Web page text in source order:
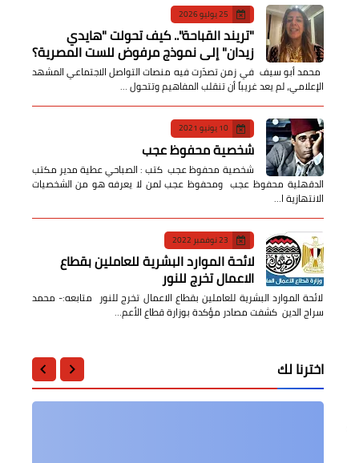
25 يوليو 2026
​"تريند القباحة".. كيف تحولت "هايدي
زيدان" إلى نموذج مرفوض للست المصرية؟
​ محمد أبو سيف ​في زمن تصدّرت فيه منصات التواصل الاجتماعي المشهد
الإعلامي، لم يعد غريباً أن تنقلب المفاهيم وتتحول …
10 يونيو 2021
شخصية محفوظ عجب
شخصية محفوظ عجب كتب : الصباحي عطية مدير مكتب
الدقهلية محفوظ عجب ومحفوظ عجب لمن لا يعرفه هو من الشخصيات
الانتهازية ا…
23 نوفمبر 2022
لائحة الموارد البشرية للعاملين بقطاع
الاعمال تخرج للنور
لائحة الموارد البشرية للعاملين بقطاع الاعمال تخرج للنور متابعه:- محمد
سراج الدين كشفت مصادر مؤكدة بوزارة قطاع الأعم…
اخترنا لك